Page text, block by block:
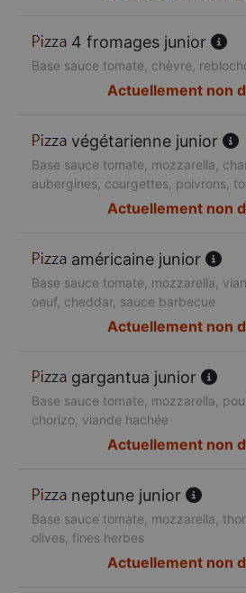
4 fromages junior
Base sauce tomate, chèvre,
Actuellement non
végétarienne junior
Base sauce tomate, mozzarella,
aubergines, courgettes, poivrons,
Actuellement non
américaine junior
Base sauce tomate, mozzarella,
oeuf, cheddar, sauce barbecue
Actuellement non
gargantua junior
Base sauce tomate, mozzarella,
chorizo, viande hachée
Actuellement non
neptune junior
Base sauce tomate, mozzarella,
olives, fines herbes
Actuellement non